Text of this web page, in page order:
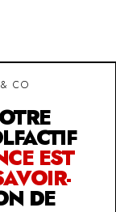
CO
EST
DE